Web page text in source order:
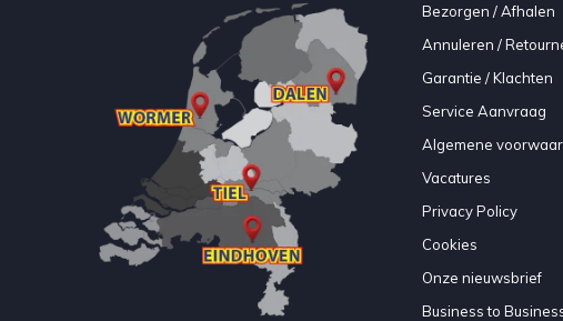
Bezorgen / Afhalen
Annuleren /
Garantie / Klachten
Service Aanvraag
Algemene
Vacatures
Privacy Policy
Cookies
Onze nieuwsbrief
Business to